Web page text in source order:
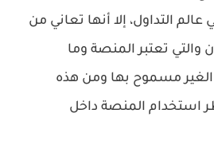
التداول، إلا أنها تعاني من
تعتبر المنصة وما
مسموح بها ومن هذه
استخدام المنصة داخل